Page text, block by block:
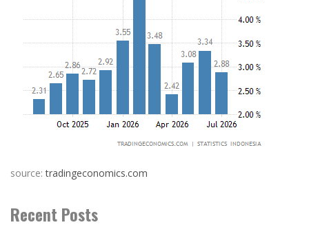
source:tradingeconomics.com
Recent Posts